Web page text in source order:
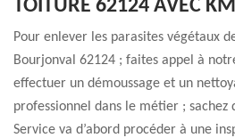
TOITURE 62124 AVEC
Pour enlever les parasites végétaux
Bourjonval 62124 ; faites appel à
effectuer un démoussage et un
professionnel dans le métier ; sachez
Service va d’abord procéder à une